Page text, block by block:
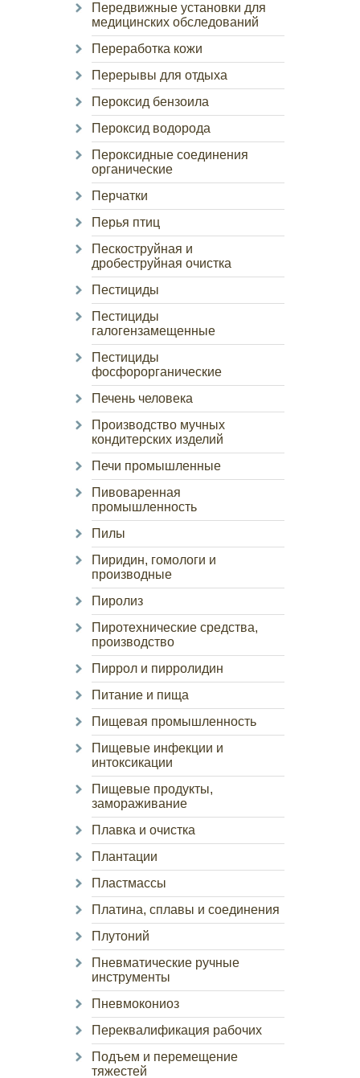
Передвижные установки для
медицинских обследований
Переработка кожи
Перерывы для отдыха
Пероксид бензоила
Пероксид водорода
Пероксидные соединения
органические
Перчатки
Перья птиц
Пескоструйная и
дробеструйная очистка
Пестициды
Пестициды
галогензамещенные
Пестициды
фосфорорганические
Печень человека
Производство мучных
кондитерских изделий
Печи промышленные
Пивоваренная
промышленность
Пилы
Пиридин, гомологи и
производные
Пиролиз
Пиротехнические средства,
производство
Пиррол и пирролидин
Питание и пища
Пищевая промышленность
Пищевые инфекции и
интоксикации
Пищевые продукты,
замораживание
Плавка и очистка
Плантации
Пластмассы
Платина, сплавы и соединения
Плутоний
Пневматические ручные
инструменты
Пневмокониоз
Переквалификация рабочих
Подъем и перемещение
тяжестей